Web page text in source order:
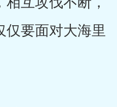
要面对大海里